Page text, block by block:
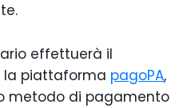
effettuerà il
la piattaforma pagoPA,
metodo di pagamento